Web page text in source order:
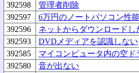
392598
管理者削除
392597
6万円のノートパソコン性
392596
ネットからダウンロード
392593
DVDメディアを認識しない
392585
マイコンピュータ内の空ド
392580
音が出ない